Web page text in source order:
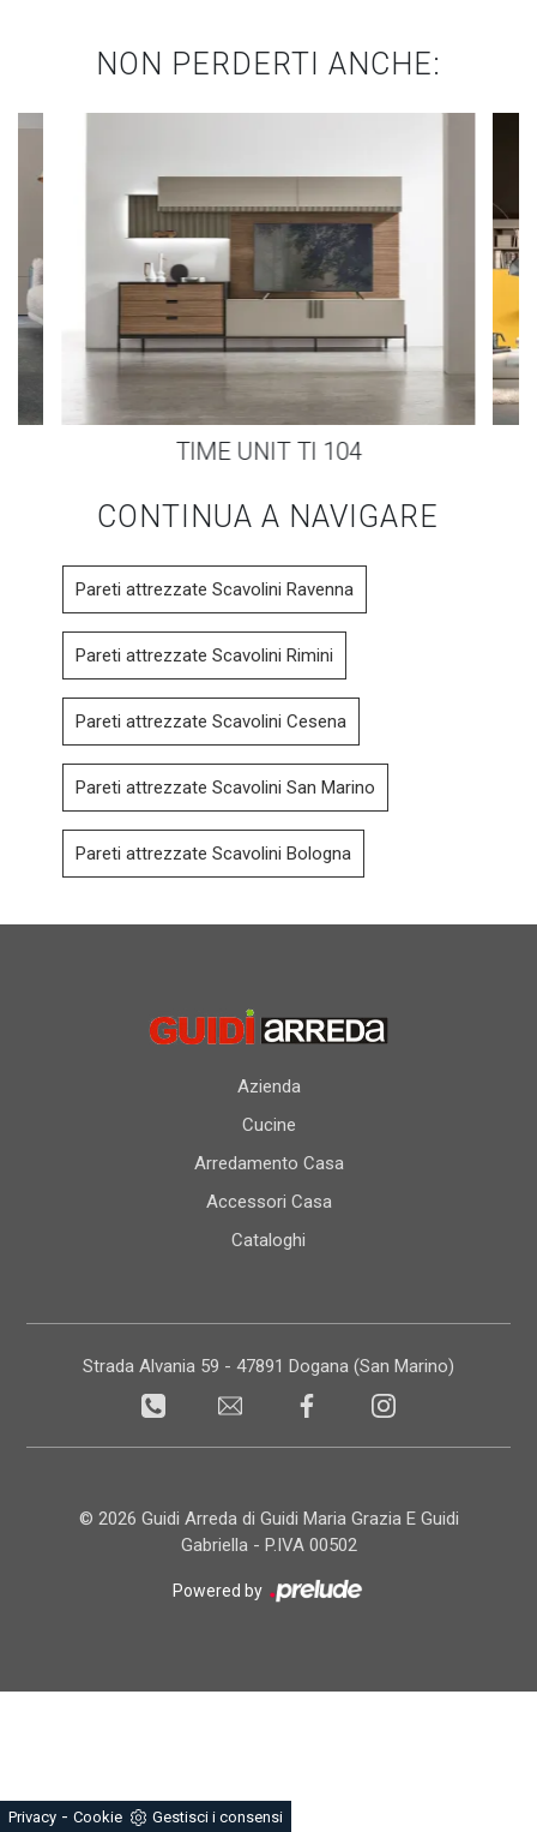
NON PERDERTI ANCHE:
TIME UNIT TI 104
CONTINUA A NAVIGARE
Pareti attrezzate Scavolini Ravenna
Pareti attrezzate Scavolini Rimini
Pareti attrezzate Scavolini Cesena
Pareti attrezzate Scavolini San Marino
Pareti attrezzate Scavolini Bologna
Azienda
Cucine
Arredamento Casa
Accessori Casa
Cataloghi
Strada Alvania 59 - 47891 Dogana (San Marino)
© 2026 Guidi Arreda di Guidi Maria Grazia E Guidi
Gabriella - P.IVA 00502
Powered by
Privacy - Cookie Gestisci i consensi